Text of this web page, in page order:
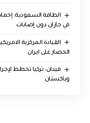
‏الطاقة السعودية:
في جازان دون إصابات
الحصار على ايران
فيدان: تركيا تخطط
وباكستان